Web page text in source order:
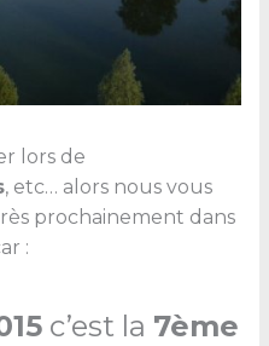
lors de
, etc… alors nous vous
prochainement dans
:
c’est la 7ème